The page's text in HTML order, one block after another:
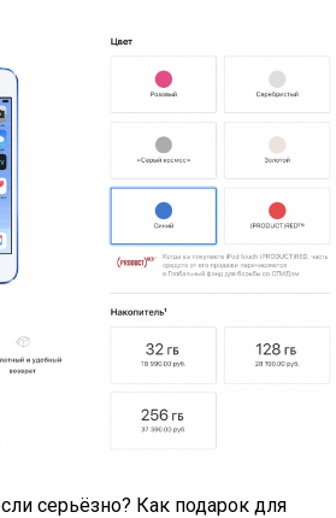
серьёзно? Как подарок для